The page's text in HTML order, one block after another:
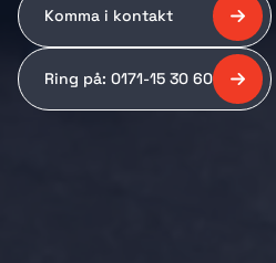
Komma i kontakt
Ring på: 0171-15 30 60